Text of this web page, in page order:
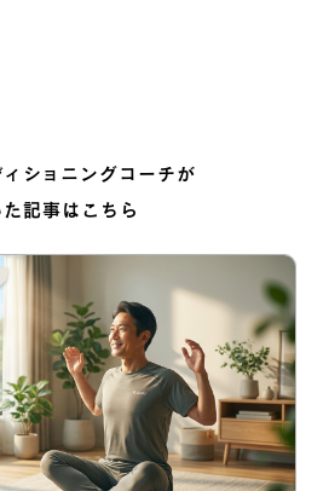
ィショニングコーチが
記事はこちら